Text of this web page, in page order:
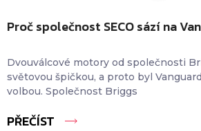
Proč společnost SECO sází na
Dvouválcové motory od společnosti
světovou špičkou, a proto byl
volbou. Společnost Briggs
PŘEČÍST